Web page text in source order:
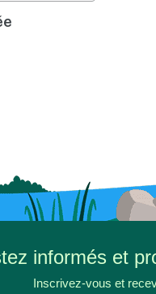
informés et
Inscrivez-vous et